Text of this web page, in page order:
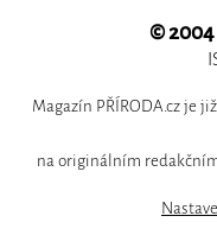
© 2004
Magazín PŘÍRODA.cz je
na originálním